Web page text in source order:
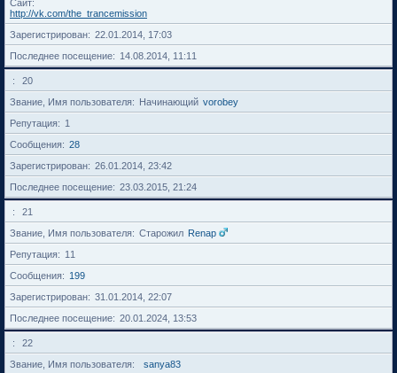
Сайт
http://vk.com/the_trancemission
Зарегистрирован
22.01.2014, 17:03
Последнее посещение
14.08.2014, 11:11
20
Звание, Имя пользователя
Начинающий vorobey
Репутация
1
Сообщения
28
Зарегистрирован
26.01.2014, 23:42
Последнее посещение
23.03.2015, 21:24
21
Звание, Имя пользователя
Старожил Renap
Репутация
11
Сообщения
199
Зарегистрирован
31.01.2014, 22:07
Последнее посещение
20.01.2024, 13:53
22
Звание, Имя пользователя
sanya83